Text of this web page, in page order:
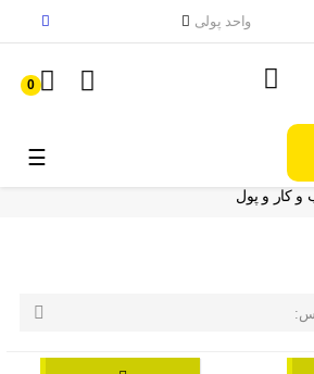
واحد پولی
0
☰
کار و پول
